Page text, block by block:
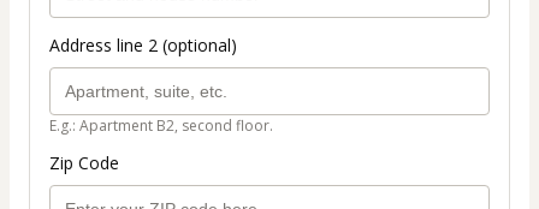
Address line 2 (optional)
E.g.: Apartment B2, second floor.
Zip Code